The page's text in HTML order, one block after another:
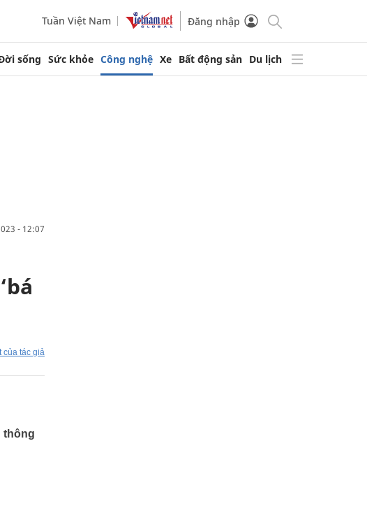
Tuần Việt Nam Đăng nhập
sống Sức khỏe Công nghệ Xe Bất động sản Du lịch
- 12:07
của tác giả
thông